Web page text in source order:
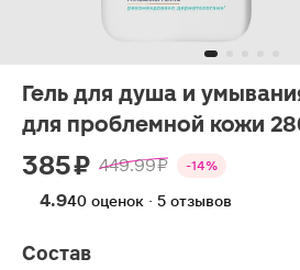
Гель для душа и
для проблемной кожи
385 ₽ 449.99 ₽ -14%
4.940 оценок · 5 отзывов
Состав